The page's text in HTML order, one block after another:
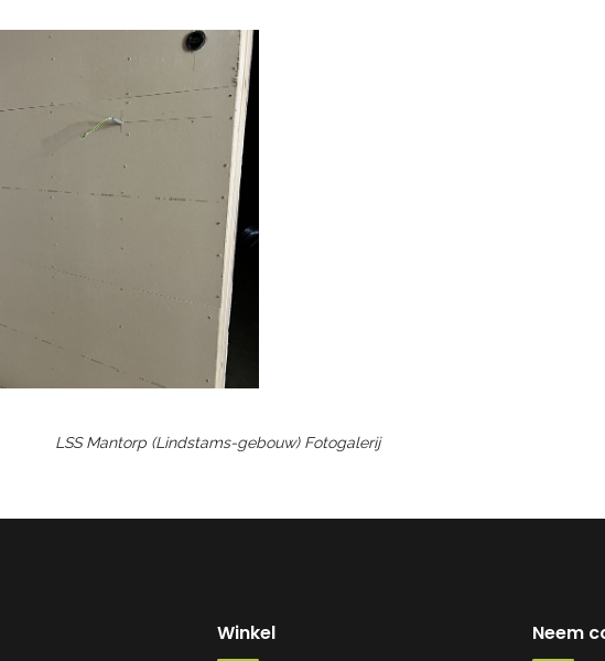
LSS Mantorp (Lindstams-gebouw)Fotogalerij
Winkel Neem